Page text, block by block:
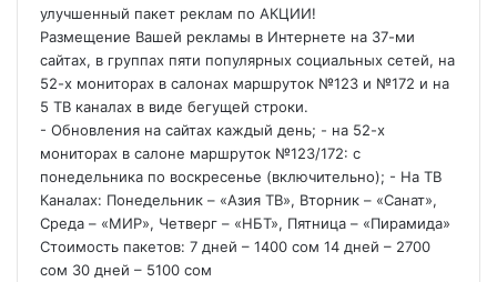
улучшенный пакет реклам по АКЦИИ!
Размещение Вашей рекламы в Интернете на 37-ми
сайтах, в группах пяти популярных социальных сетей, на
52-х мониторах в салонах маршруток №123 и №172 и на
5 ТВ каналах в виде бегущей строки.
- Обновления на сайтах каждый день; - на 52-х
мониторах в салоне маршруток №123/172: с
понедельника по воскресенье (включительно); - На ТВ
Каналах: Понедельник – «Азия ТВ», Вторник – «Санат»,
Среда – «МИР», Четверг – «НБТ», Пятница – «Пирамида»
Стоимость пакетов: 7 дней – 1400 сом 14 дней – 2700
сом 30 дней – 5100 сом